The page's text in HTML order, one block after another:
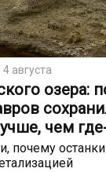
4 августа
озера:
чем
почему